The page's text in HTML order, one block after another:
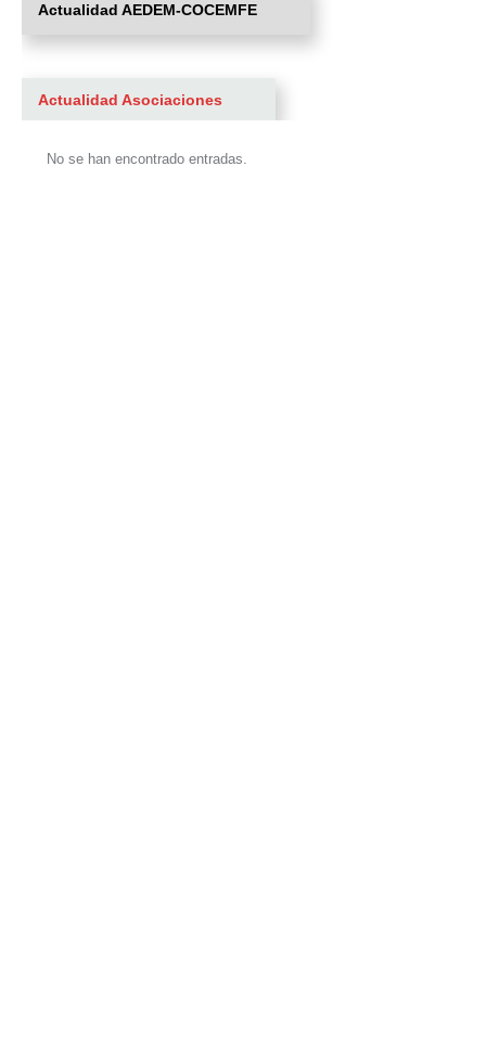
Actualidad AEDEM-COCEMFE
Actualidad Asociaciones
No se han encontrado entradas.